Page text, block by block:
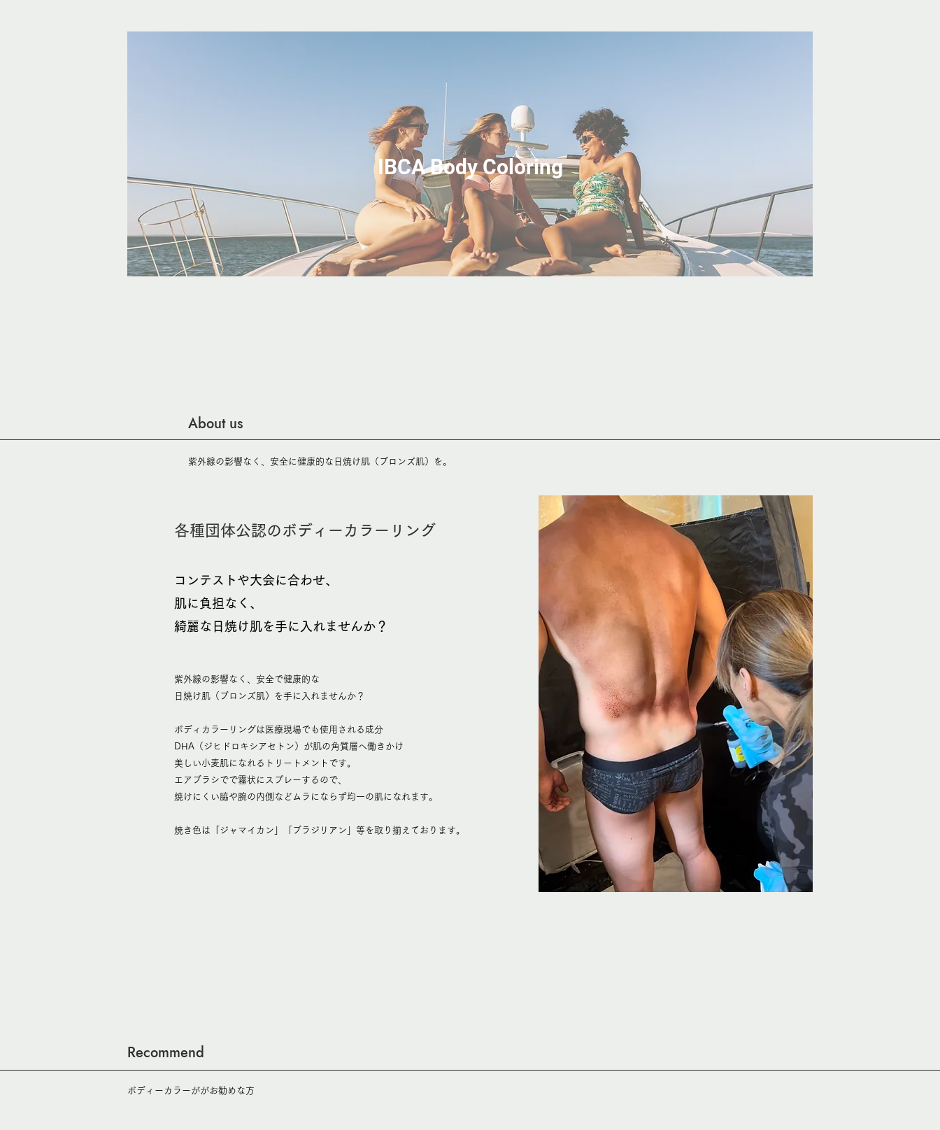
IBCA Body Coloring
About us
​紫外線の影響なく、安全に健康的な日焼け肌（ブロンズ肌）を。
各種団体公認のボディーカラーリング
コンテストや大会に合わせ、
肌に負担なく、
​綺麗な日焼け肌を手に入れませんか？
紫外線の影響なく、安全で健康的な
日焼け肌（ブロンズ肌）を手に入れませんか？
ボディカラーリングは医療現場でも使用される成分
DHA（ジヒドロキシアセトン）が肌の角質層へ働きかけ
美しい小麦肌になれるトリートメントです。
エアブラシでで霧状にスプレーするので、
焼けにくい脇や腕の内側などムラにならず均一の肌になれます。
焼き色は「ジャマイカン」「ブラジリアン」等を取り揃えております。
Recommend
ボディーカラーががお勧めな方